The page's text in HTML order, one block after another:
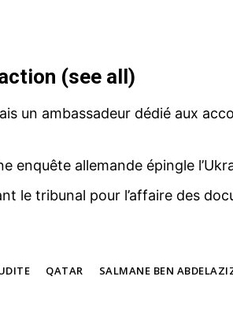
(see all)
un ambassadeur dédié aux
enquête allemande épingle
le tribunal pour l’affaire des
QATAR SALMANE BEN